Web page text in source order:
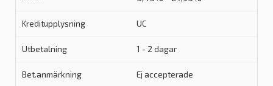
UC
1 - 2 dagar
Ej accepterade